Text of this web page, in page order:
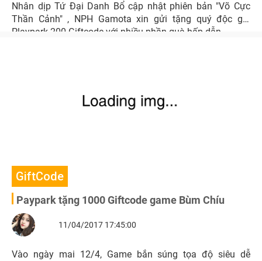
Nhân dịp Tứ Đại Danh Bổ cập nhật phiên bản "Võ Cực
Thần Cảnh" , NPH Gamota xin gửi tặng quý độc giả
Playpark 200 Giftcode với nhiều phần quà hấp dẫn.
GiftCode
Paypark tặng 1000 Giftcode game Bùm Chíu
11/04/2017 17:45:00
Vào ngày mai 12/4, Game bắn súng tọa độ siêu dễ